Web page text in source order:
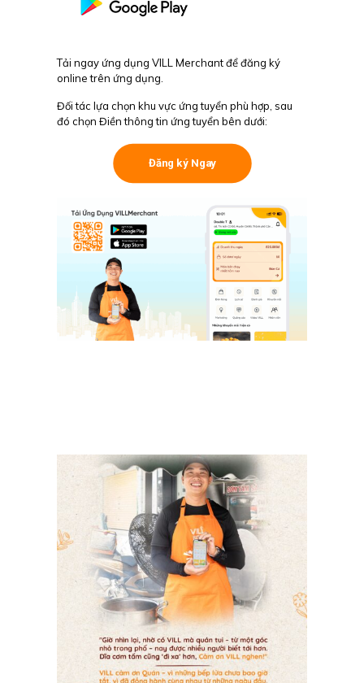
Tải ngay ứng dụng VILL Merchant để đăng ký
online trên ứng dụng.
Đối tác lựa chọn khu vực ứng tuyển phù hợp, sau
đó chọn Điền thông tin ứng tuyển bên dưới:
Đăng ký Ngay